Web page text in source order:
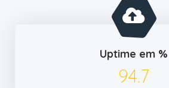
Uptime em %
99.9